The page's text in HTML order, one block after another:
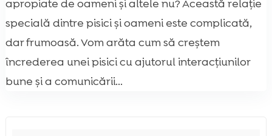
apropiate de oameni și altele nu? Această relație
specială dintre pisici și oameni este complicată,
dar frumoasă. Vom arăta cum să creștem
încrederea unei pisici cu ajutorul interacțiunilor
bune și a comunicării...